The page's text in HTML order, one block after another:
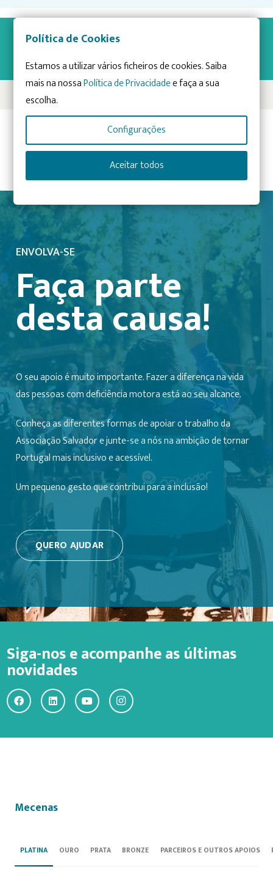
NOTÍCIAS
RELACIONADAS
Previous Post Next Post
ENVOLVA-SE
Faça parte
desta causa!
O seu apoio é muito importante. Fazer a diferença na vida
das pessoas com deficiência motora está ao seu alcance.
Conheça as diferentes formas de apoiar o trabalho da
Associação Salvador e junte-se a nós na ambição de tornar
Portugal mais inclusivo e acessível.
Um pequeno gesto que contribui para a inclusão!
QUERO AJUDAR
Siga-nos e acompanhe as últimas
novidades
Mecenas
PLATINA OURO PRATA BRONZE PARCEIROS E OUTROS APOIOS
Política de Cookies
Estamos a utilizar vários ficheiros de cookies. Saiba
mais na nossaPolítica de Privacidadee faça a sua
escolha.
Configurações
Aceitar todos